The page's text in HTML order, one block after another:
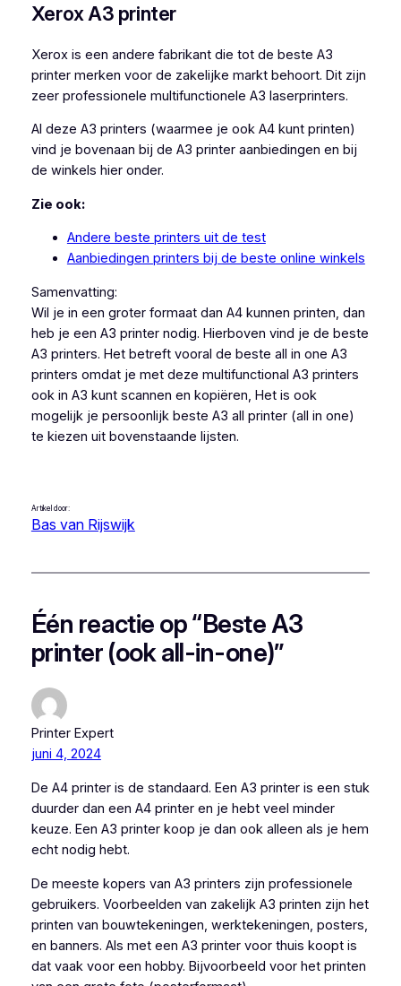
Xerox A3 printer
Xerox is een andere fabrikant die tot de beste A3
printer merken voor de zakelijke markt behoort. Dit zijn
zeer professionele multifunctionele A3 laserprinters.
Al deze A3 printers (waarmee je ook A4 kunt printen)
vind je bovenaan bij de A3 printer aanbiedingen en bij
de winkels hier onder.
Zie ook:
Andere beste printers uit de test
Aanbiedingen printers bij de beste online winkels
Samenvatting:
Wil je in een groter formaat dan A4 kunnen printen, dan
heb je een A3 printer nodig. Hierboven vind je de beste
A3 printers. Het betreft vooral de beste all in one A3
printers omdat je met deze multifunctional A3 printers
ook in A3 kunt scannen en kopiëren, Het is ook
mogelijk je persoonlijk beste A3 all printer (all in one)
te kiezen uit bovenstaande lijsten.
Artikel door:
Bas van Rijswijk
Één reactie op “Beste A3
printer (ook all-in-one)”
Printer Expert
juni 4, 2024
De A4 printer is de standaard. Een A3 printer is een stuk
duurder dan een A4 printer en je hebt veel minder
keuze. Een A3 printer koop je dan ook alleen als je hem
echt nodig hebt.
De meeste kopers van A3 printers zijn professionele
gebruikers. Voorbeelden van zakelijk A3 printen zijn het
printen van bouwtekeningen, werktekeningen, posters,
en banners. Als met een A3 printer voor thuis koopt is
dat vaak voor een hobby. Bijvoorbeeld voor het printen